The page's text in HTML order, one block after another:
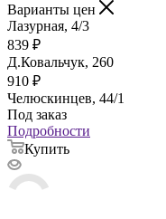
Варианты цен
Лазурная, 4/3
839 ₽
Д.Ковальчук, 260
910 ₽
Челюскинцев, 44/1
Под заказ
Подробности
Купить